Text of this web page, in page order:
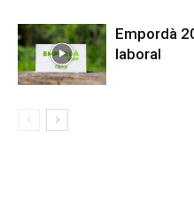
Empordà
laboral